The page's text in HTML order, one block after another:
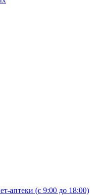
аптеки (с 9:00 до 18:00)